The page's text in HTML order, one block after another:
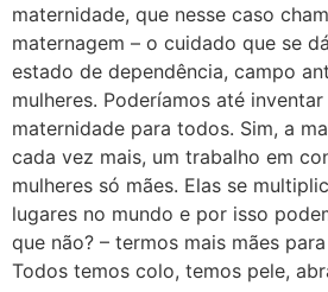
maternidade, que nesse caso
maternagem – o cuidado que se
estado de dependência, campo
mulheres. Poderíamos até
maternidade para todos. Sim, a
cada vez mais, um trabalho em
mulheres só mães. Elas se
lugares no mundo e por isso
que não? – termos mais mães
Todos temos colo, temos pele,